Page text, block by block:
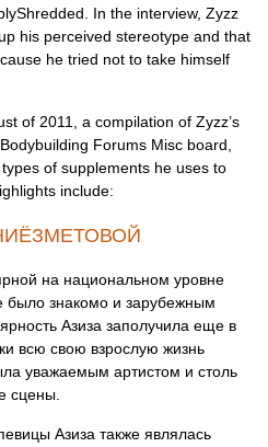
In the interview, Zyzz
his perceived stereotype and that
he tried not to take himself
of 2011, a compilation of Zyzz’s
Forums Misc board,
of supplements he uses to
include:
на национальном уровне
было знакомо и зарубежным
Азиза заполучила еще в
всю свою взрослую жизнь
уважаемым артистом и столь
сцены.
Азиза также являлась